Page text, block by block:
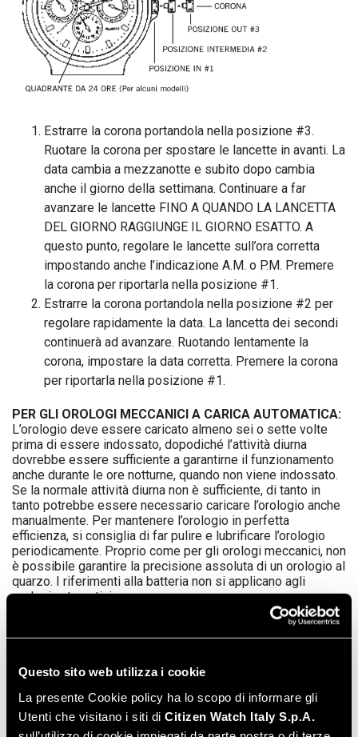
Questo sito web utilizza i cookie
La presente Cookie policy ha lo scopo di informare gli
Utenti che visitano i siti di Citizen Watch Italy S.p.A.
Estrarre la corona portandola nella posizione #3.
Ruotare la corona per spostare le lancette in avanti. La
data cambia a mezzanotte e subito dopo cambia
anche il giorno della settimana. Continuare a far
avanzare le lancette FINO A QUANDO LA LANCETTA
DEL GIORNO RAGGIUNGE IL GIORNO ESATTO. A
questo punto, regolare le lancette sull’ora corretta
impostando anche l’indicazione A.M. o P.M. Premere
la corona per riportarla nella posizione #1.
Estrarre la corona portandola nella posizione #2 per
regolare rapidamente la data. La lancetta dei secondi
continuerà ad avanzare. Ruotando lentamente la
corona, impostare la data corretta. Premere la corona
per riportarla nella posizione #1.
PER GLI OROLOGI MECCANICI A CARICA AUTOMATICA:
L’orologio deve essere caricato almeno sei o sette volte
prima di essere indossato, dopodiché l’attività diurna
dovrebbe essere sufficiente a garantirne il funzionamento
anche durante le ore notturne, quando non viene indossato.
Se la normale attività diurna non è sufficiente, di tanto in
tanto potrebbe essere necessario caricare l’orologio anche
manualmente. Per mantenere l’orologio in perfetta
efficienza, si consiglia di far pulire e lubrificare l’orologio
periodicamente. Proprio come per gli orologi meccanici, non
è possibile garantire la precisione assoluta di un orologio al
quarzo. I riferimenti alla batteria non si applicano agli
orologi automatici.
INFORMAZIONI SULLA CELLA DI ALIMENTAZIONEIl
nuovo orologio al quarzo dispone di una cella di
affidabilità per circa un anno, se usata in condizioni normali.
si fermerà. Il meccanismo non subirà alcun danno. In ogni
caso, quando la cella si esaurisce, dovrà essere rimossa